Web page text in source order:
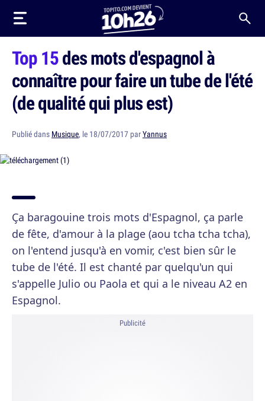
Top 15des mots d'espagnol à
connaître pour faire un tube de l'été
(de qualité qui plus est)
Publié dans Musique, le 18/07/2017 parYannus
Ça baragouine trois mots d'Espagnol, ça parle
de fête, d'amour à la plage (aou tcha tcha tcha),
on l'entend jusqu'à en vomir, c'est bien sûr le
tube de l'été. Il est chanté par quelqu'un qui
s'appelle Julio ou Paola et qui a le niveau A2 en
Espagnol.
Publicité